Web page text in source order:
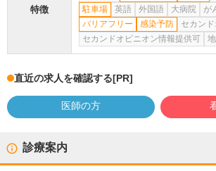
特徴
駐車場
英語 外国語 大病院 が
バリアフリー
感染予防
セカン
セカンドオピニオン情報提供可
直近の求人を確認する[PR]
医師の方
診療案内